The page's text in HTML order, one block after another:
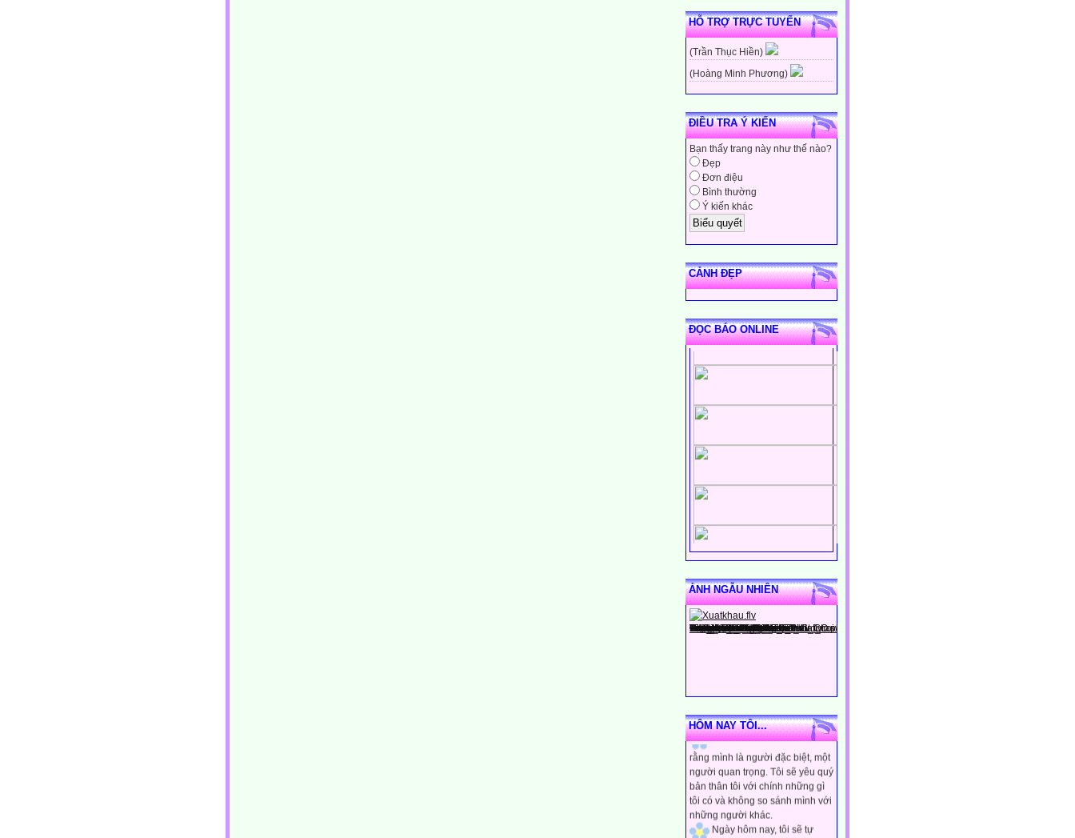
HỖ TRỢ TRỰC TUYẾN
(Trần Thục Hiền)
(Hoàng Minh Phương)
ĐIỀU TRA Ý KIẾN
Bạn thấy trang này như thế nào?
Đẹp
Đơn điệu
Bình thường
Ý kiến khác
CẢNH ĐẸP
ĐỌC BÁO ONLINE
ẢNH NGẪU NHIÊN
HÔM NAY TÔI...
Ngày hôm nay, tôi sẽ tin
rằng mình là người đặc biệt, một
người quan trọng. Tôi sẽ yêu quý
bản thân tôi với chính những gì
tôi có và không so sánh mình với
những người khác.
Ngày hôm nay, tôi sẽ tự